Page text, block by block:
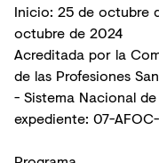
Inicio: 25 de octubre
octubre de 2024
Acreditada por la
de las Profesiones
- Sistema Nacional
expediente: 07-